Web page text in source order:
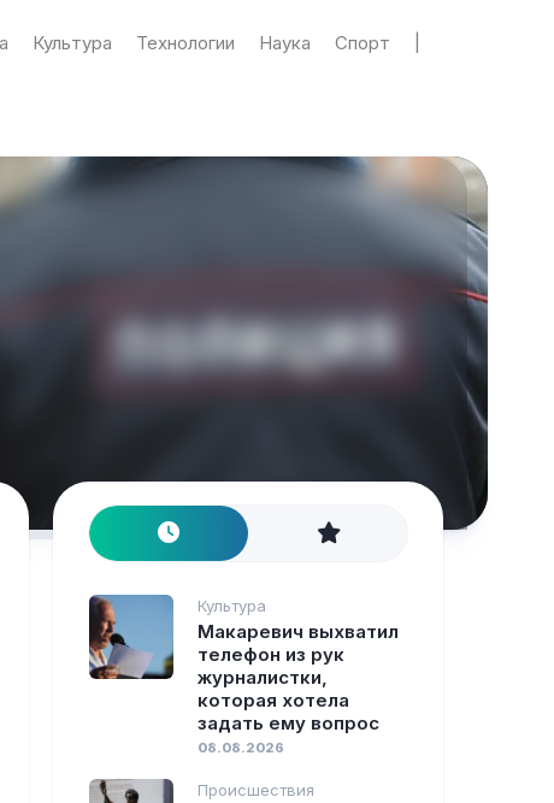
Культура Технологии Наука Спорт
Культура
Макаревич выхватил
телефон из рук
журналистки,
которая хотела
задать ему вопрос
08.08.2026
Происшествия